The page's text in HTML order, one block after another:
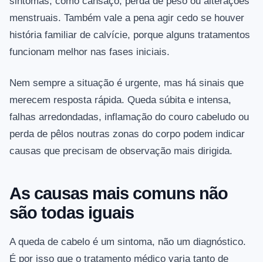
menstruais. Também vale a pena agir cedo se houver
história familiar de calvície, porque alguns tratamentos
funcionam melhor nas fases iniciais.
Nem sempre a situação é urgente, mas há sinais que
merecem resposta rápida. Queda súbita e intensa,
falhas arredondadas, inflamação do couro cabeludo ou
perda de pêlos noutras zonas do corpo podem indicar
causas que precisam de observação mais dirigida.
As causas mais comuns não
são todas iguais
A queda de cabelo é um sintoma, não um diagnóstico.
É por isso que o tratamento médico varia tanto de